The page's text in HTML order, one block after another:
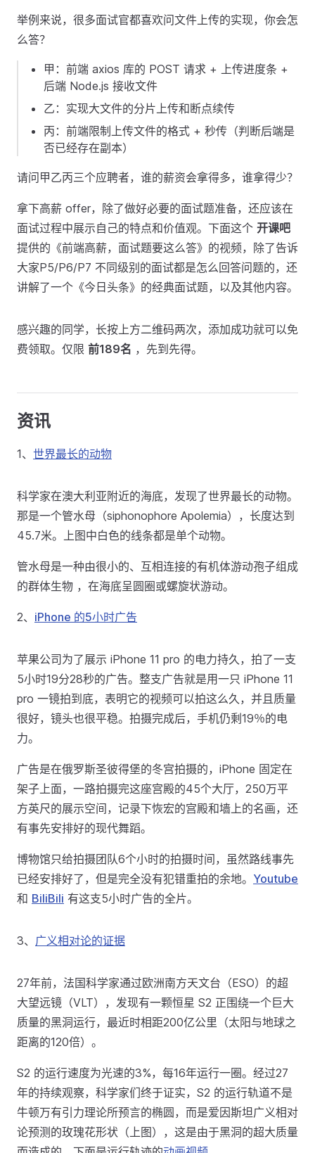
举例来说，很多面试官都喜欢问文件上传的实现，你会怎
么答？
甲：前端 axios 库的 POST 请求 + 上传进度条 +
后端 Node.js 接收文件
乙：实现大文件的分片上传和断点续传
丙：前端限制上传文件的格式 + 秒传（判断后端是
否已经存在副本）
请问甲乙丙三个应聘者，谁的薪资会拿得多，谁拿得少？
拿下高薪 offer，除了做好必要的面试题准备，还应该在
面试过程中展示自己的特点和价值观。下面这个 开课吧
提供的《前端高薪，面试题要这么答》的视频，除了告诉
大家P5/P6/P7 不同级别的面试都是怎么回答问题的，还
讲解了一个《今日头条》的经典面试题，以及其他内容。
感兴趣的同学，长按上方二维码两次，添加成功就可以免
费领取。仅限 前189名 ，先到先得。
资讯
1、 世界最长的动物
科学家在澳大利亚附近的海底，发现了世界最长的动物。
那是一个管水母（siphonophore Apolemia），长度达到
45.7米。上图中白色的线条都是单个动物。
管水母是一种由很小的、互相连接的有机体游动孢子组成
的群体生物 ，在海底呈圆圈或螺旋状游动。
2、 iPhone 的5小时广告
苹果公司为了展示 iPhone 11 pro 的电力持久，拍了一支
5小时19分28秒的广告。整支广告就是用一只 iPhone 11
pro 一镜拍到底，表明它的视频可以拍这么久，并且质量
很好，镜头也很平稳。拍摄完成后，手机仍剩19％的电
力。
广告是在俄罗斯圣彼得堡的冬宫拍摄的，iPhone 固定在
架子上面，一路拍摄完这座宫殿的45个大厅，250万平
方英尺的展示空间，记录下恢宏的宫殿和墙上的名画，还
有事先安排好的现代舞蹈。
博物馆只给拍摄团队6个小时的拍摄时间，虽然路线事先
已经安排好了，但是完全没有犯错重拍的余地。 Youtube
和 BiliBili 有这支5小时广告的全片。
3、 广义相对论的证据
27年前，法国科学家通过欧洲南方天文台（ESO）的超
大望远镜（VLT），发现有一颗恒星 S2 正围绕一个巨大
质量的黑洞运行，最近时相距200亿公里（太阳与地球之
距离的120倍）。
S2 的运行速度为光速的3%，每16年运行一圈。经过27
年的持续观察，科学家们终于证实，S2 的运行轨道不是
牛顿万有引力理论所预言的椭圆，而是爱因斯坦广义相对
论预测的玫瑰花形状（上图），这是由于黑洞的超大质量